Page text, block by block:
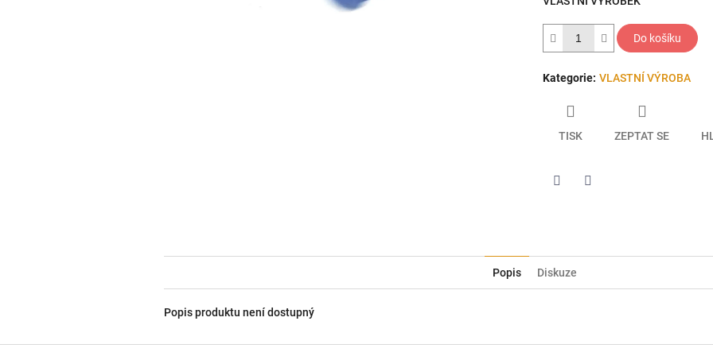
Do košíku
Kategorie: VLASTNÍ VÝROBA
TISK ZEPTAT SE
Popis Diskuze
Popis produktu není dostupný